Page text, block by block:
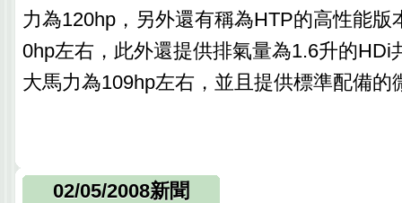
力為120hp，另外還有稱為HTP的高性能版
0hp左右，此外還提供排氣量為1.6升的HDi
大馬力為109hp左右，並且提供標準配備的
02/05/2008新聞